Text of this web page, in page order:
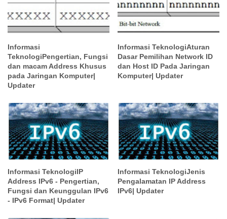
Informasi
TeknologiPengertian, Fungsi
dan macam Address Khusus
pada Jaringan Komputer|
Updater
Informasi TeknologiAturan
Dasar Pemilihan Network ID
dan Host ID Pada Jaringan
Komputer| Updater
Informasi TeknologiIP
Address IPv6 - Pengertian,
Fungsi dan Keunggulan IPv6
- IPv6 Format| Updater
Informasi TeknologiJenis
Pengalamatan IP Address
IPv6| Updater